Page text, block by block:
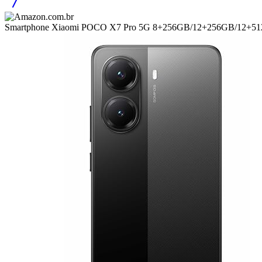
Smartphone Xiaomi POCO X7 Pro 5G 8+256GB/12+256GB/